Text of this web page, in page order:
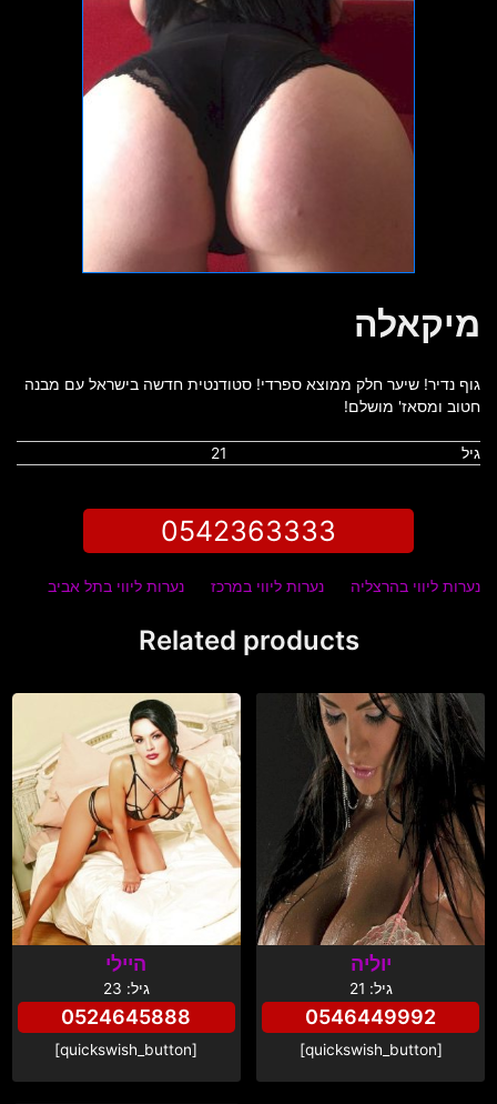
מיקאלה
גוף נדיר! שיער חלק ממוצא ספרדי! סטודנטית חדשה בישראל עם מבנה
חטוב ומסאז' מושלם!
גיל 21
0542363333
נערות ליווי בהרצליה נערות ליווי במרכז נערות ליווי בתל אביב
Related products
יוליה
גיל: 21
0546449992
[quickswish_button]
היילי
גיל: 23
0524645888
[quickswish_button]